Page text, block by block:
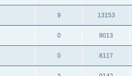
9 13153
0 8013
0 8117